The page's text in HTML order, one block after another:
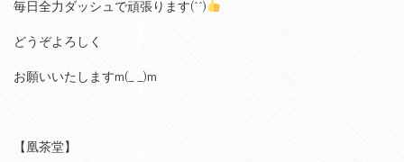
毎日全力ダッシュで頑張ります(^^)
どうぞよろしく
お願いいたしますm(_ _)m
【凰茶堂】